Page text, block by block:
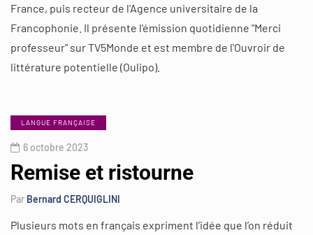
France, puis recteur de l'Agence universitaire de la
Francophonie. Il présente l'émission quotidienne "Merci
professeur" sur TV5Monde et est membre de l'Ouvroir de
littérature potentielle (Oulipo).
LANGUE FRANÇAISE
6 octobre 2023
Remise et ristourne
Par Bernard CERQUIGLINI
Plusieurs mots en français expriment l’idée que l’on réduit